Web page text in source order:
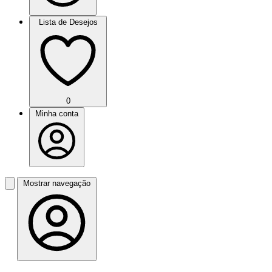
Lista de Desejos
0
Minha conta
Mostrar navegação